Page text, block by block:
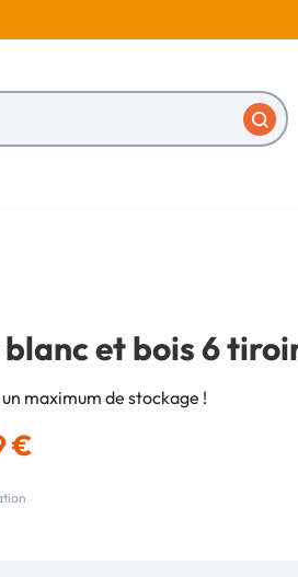
et bois 6
maximum de stockage !
€